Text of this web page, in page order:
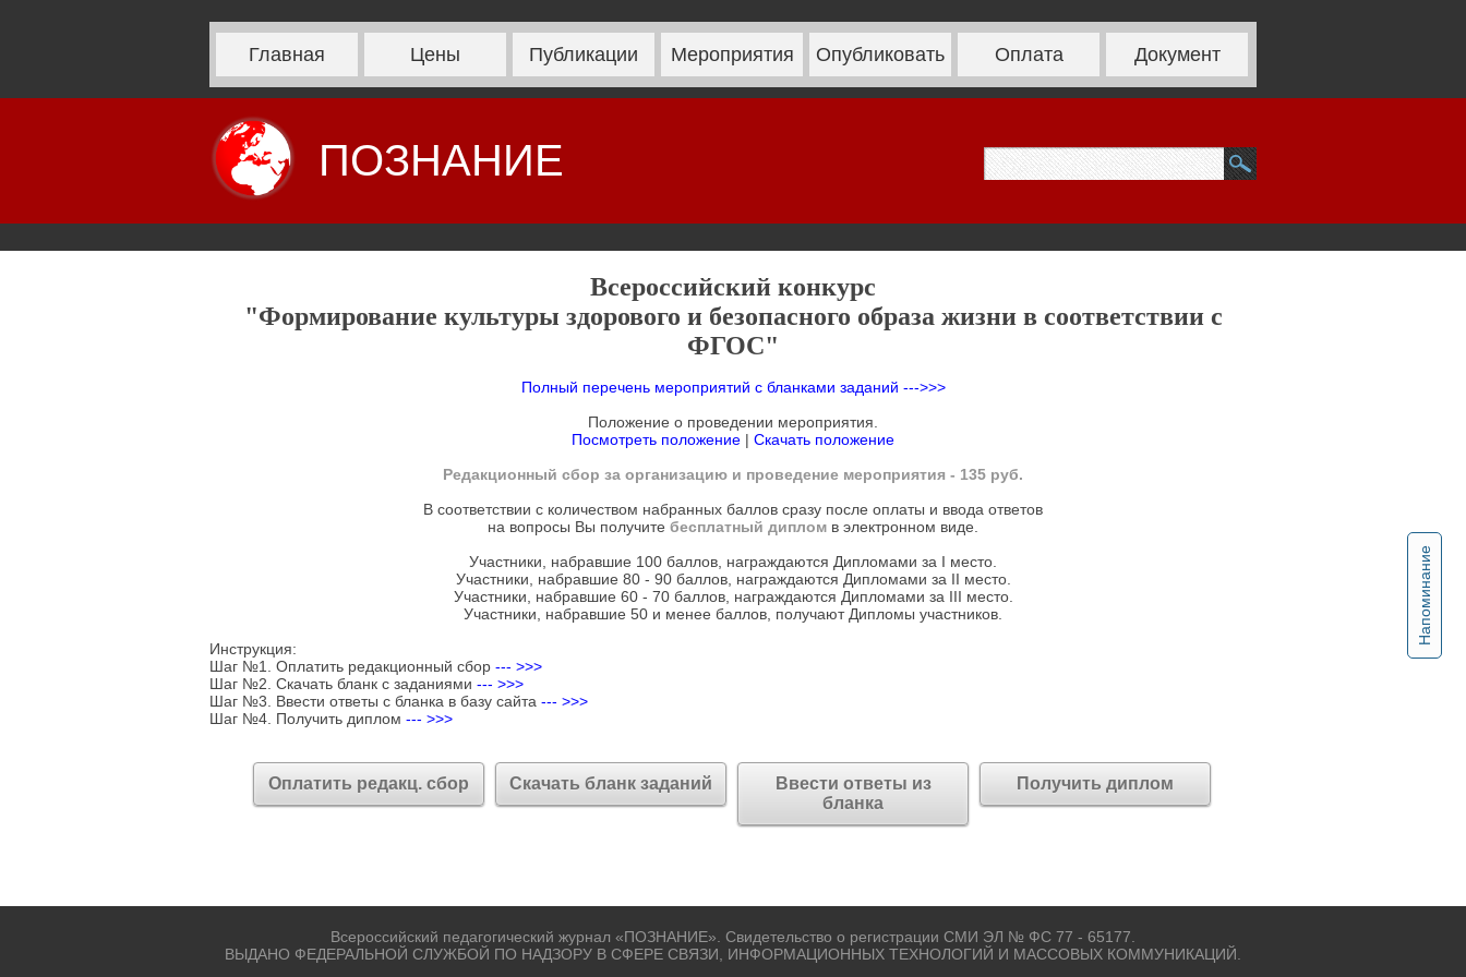
Главная Цены Публикации Мероприятия Опубликовать Оплата Документ
ПОЗНАНИЕ
Напоминание
Всероссийский конкурс
"Формирование культуры здорового и безопасного образа жизни в соответствии с
ФГОС"
Полный перечень мероприятий с бланками заданий --->>>
Положение о проведении мероприятия.
Посмотреть положение | Скачать положение
Редакционный сбор за организацию и проведение мероприятия - 135 руб.
В соответствии с количеством набранных баллов сразу после оплаты и ввода ответов
на вопросы Вы получите бесплатный диплом в электронном виде.
Участники, набравшие 100 баллов, награждаются Дипломами за I место.
Участники, набравшие 80 - 90 баллов, награждаются Дипломами за II место.
Участники, набравшие 60 - 70 баллов, награждаются Дипломами за III место.
Участники, набравшие 50 и менее баллов, получают Дипломы участников.
Инструкция:
Шаг №1. Оплатить редакционный сбор --- >>>
Шаг №2. Скачать бланк с заданиями --- >>>
Шаг №3. Ввести ответы с бланка в базу сайта --- >>>
Шаг №4. Получить диплом --- >>>
Оплатить редакц. сбор Скачать бланк заданий
Ввести ответы из
бланка
Получить диплом
Всероссийский педагогический журнал «ПОЗНАНИЕ». Свидетельство о регистрации СМИ ЭЛ № ФС 77 - 65177.
ВЫДАНО ФЕДЕРАЛЬНОЙ СЛУЖБОЙ ПО НАДЗОРУ В СФЕРЕ СВЯЗИ, ИНФОРМАЦИОННЫХ ТЕХНОЛОГИЙ И МАССОВЫХ КОММУНИКАЦИЙ.